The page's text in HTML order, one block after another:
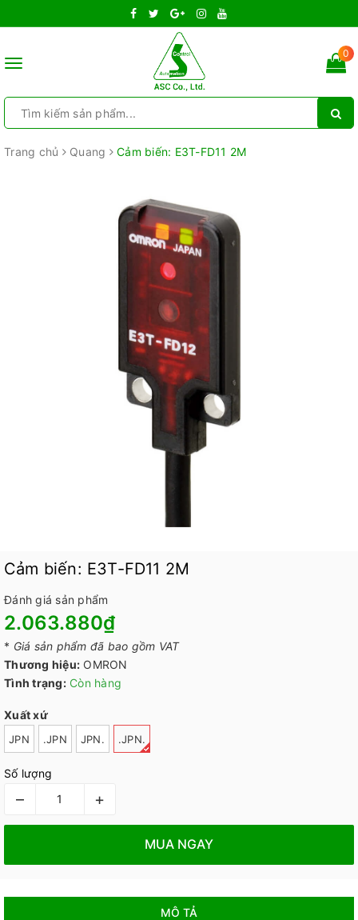
Toggle
0
Trang chủ Quang Cảm biến: E3T-FD11 2M
Cảm biến: E3T-FD11 2M
Đánh giá sản phẩm
2.063.880₫
* Giá sản phẩm đã bao gồm VAT
Thương hiệu: OMRON
Tình trạng: Còn hàng
Xuất xứ
JPN .JPN JPN. .JPN.
Số lượng
– +
MUA NGAY
MÔ TẢ